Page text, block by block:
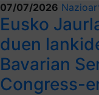
07/07/2026
Eusko
duen
Bavarian
Congress-